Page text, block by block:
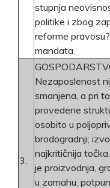
stupnja
politike i zbog
reforme
mandata.
3.
Nezaposlenost
smanjena, a pri
provedene
osobito u
brodogradnji;
najkritičnija
je proizvodnja,
u zamahu,